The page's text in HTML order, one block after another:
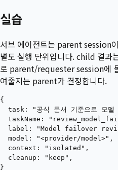
실습
서브 에이전트는 parent session이
별도 실행 단위입니다. child 결
로 parent/requester session에
여줄지는 parent가 결정합니다.
{
task: "공식 문서 기준으로 모델
taskName:
label: "Model failover
  model: "<provider/model>",
  context: "isolated",
  cleanup: "keep",